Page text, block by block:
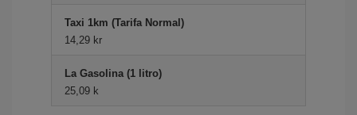
Taxi 1km (Tarifa Normal)
14,29 kr
La Gasolina (1 litro)
25,09 k